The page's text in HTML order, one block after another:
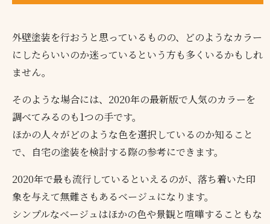
外壁塗装を行おうと思っているものの、どのようなカラー
にしたらいいのか迷っているという方も多くいるかもしれ
ません。
そのような場合には、2020年の最新版で人気のカラーを
調べてみるのも1つの手です。
ほかの人々がどのような色を選択しているのか知ること
で、自宅の塗装を検討する際の参考にできます。
2020年で最も流行しているといえるのが、落ち着いた印
象を与えて無難さもあるベージュになります。
シンプルなベージュはほかの色や景観と喧嘩することもな